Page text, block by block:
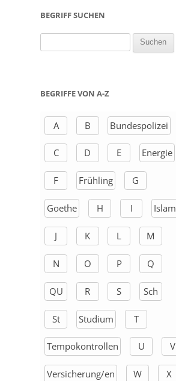
BEGRIFF SUCHEN
h
h
BEGRIFFE VON A-Z
A B Bundespolizei
C D E Energie
F Frühling G
Goethe H I Islam
J K L M
N O P Q
QU R S Sch
St Studium T
Tempokontrollen U V
Versicherung/en W X